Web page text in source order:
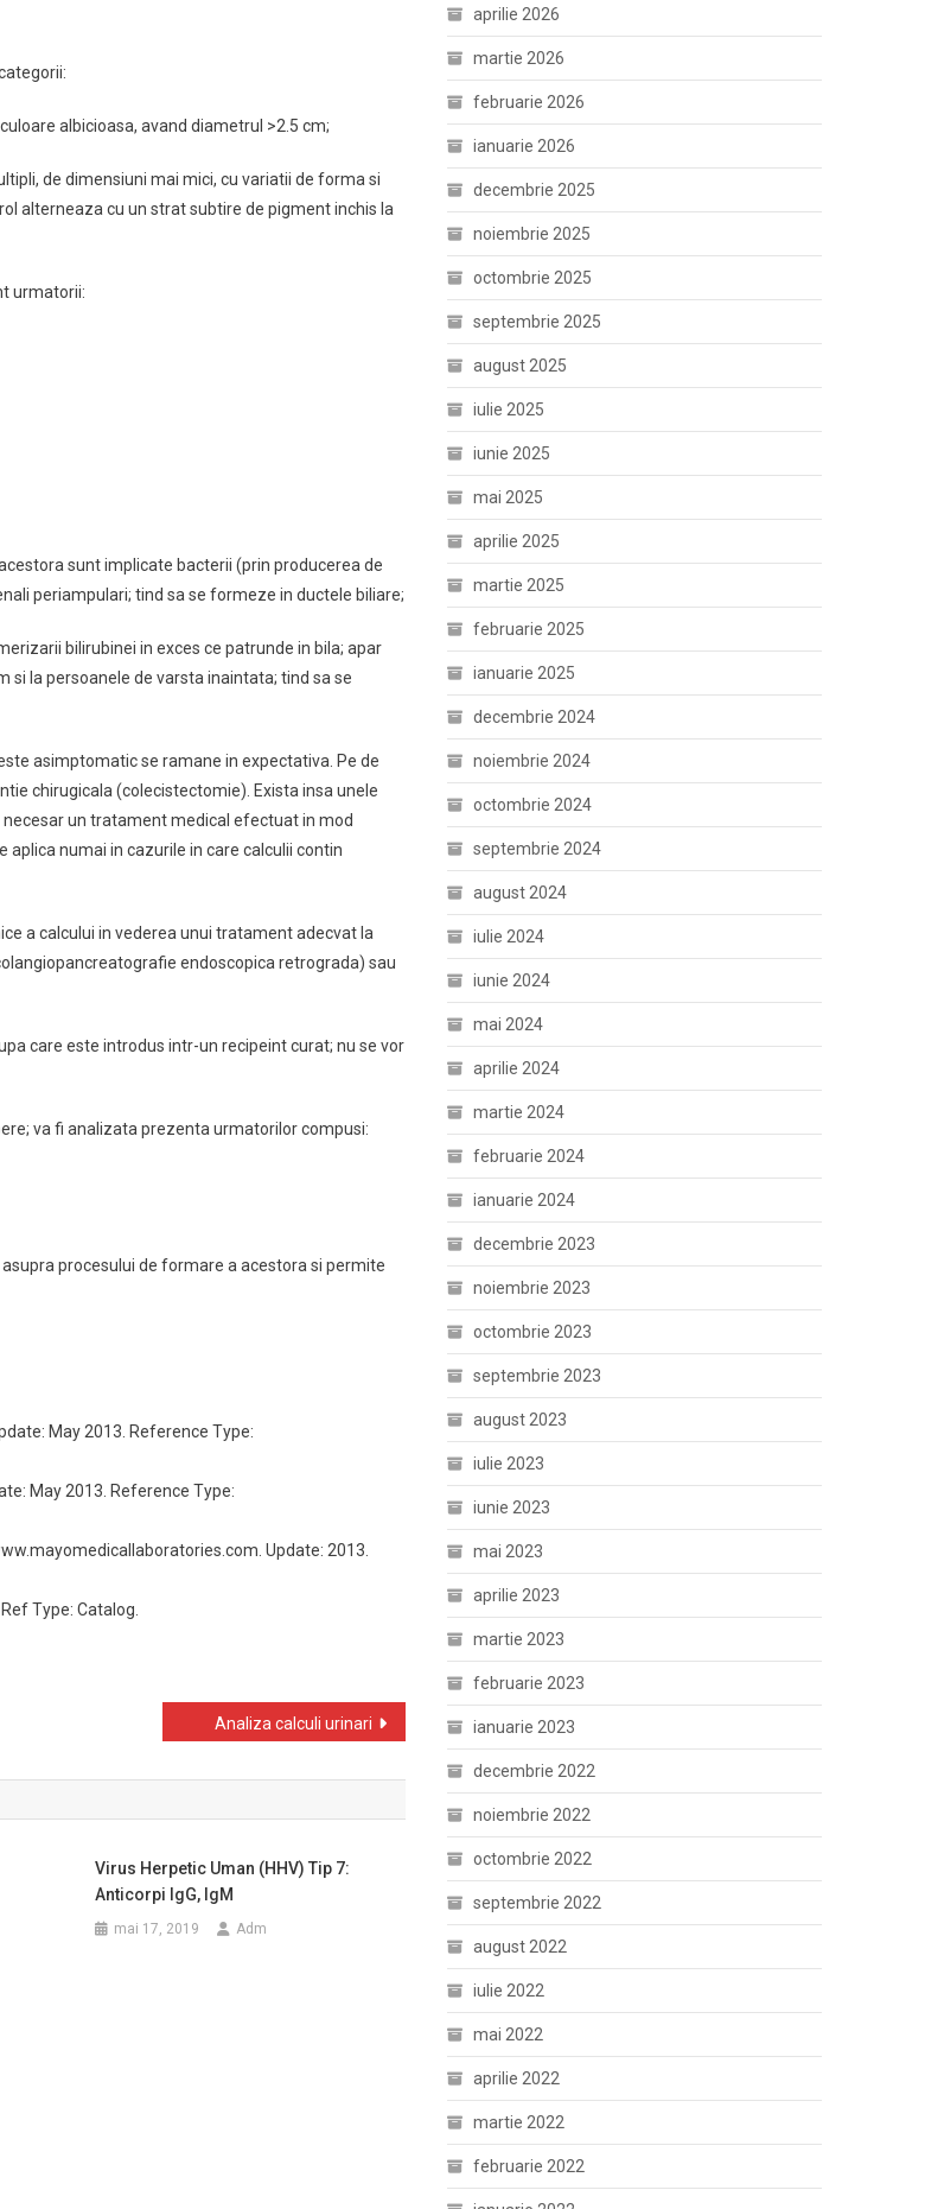
albicioasa, avand diametrul >2.5 cm;
de dimensiuni mai mici, cu variatii de forma si
alterneaza cu un strat subtire de pigment inchis la
urmatorii:
sunt implicate bacterii (prin producerea de
periampulari; tind sa se formeze in ductele biliare;
bilirubinei in exces ce patrunde in bila; apar
si la persoanele de varsta inaintata; tind sa se
asimptomatic se ramane in expectativa. Pe de
chirugicala (colecistectomie). Exista insa unele
un tratament medical efectuat in mod
numai in cazurile in care calculii contin
a calcului in vederea unui tratament adecvat la
endoscopica retrograda) sau
care este introdus intr-un recipeint curat; nu se vor
va fi analizata prezenta urmatorilor compusi:
procesului de formare a acestora si permite
May 2013. Reference Type:
May 2013. Reference Type:
Update: 2013.
Type: Catalog.
Analiza calculi urinari
Virus Herpetic Uman (HHV) Tip 7:
Anticorpi IgG, IgM
mai 17, 2019 Adm
aprilie 2026
martie 2026
februarie 2026
ianuarie 2026
decembrie 2025
noiembrie 2025
octombrie 2025
septembrie 2025
august 2025
iulie 2025
iunie 2025
mai 2025
aprilie 2025
martie 2025
februarie 2025
ianuarie 2025
decembrie 2024
noiembrie 2024
octombrie 2024
septembrie 2024
august 2024
iulie 2024
iunie 2024
mai 2024
aprilie 2024
martie 2024
februarie 2024
ianuarie 2024
decembrie 2023
noiembrie 2023
octombrie 2023
septembrie 2023
august 2023
iulie 2023
iunie 2023
mai 2023
aprilie 2023
martie 2023
februarie 2023
ianuarie 2023
decembrie 2022
noiembrie 2022
octombrie 2022
septembrie 2022
august 2022
iulie 2022
mai 2022
aprilie 2022
martie 2022
februarie 2022